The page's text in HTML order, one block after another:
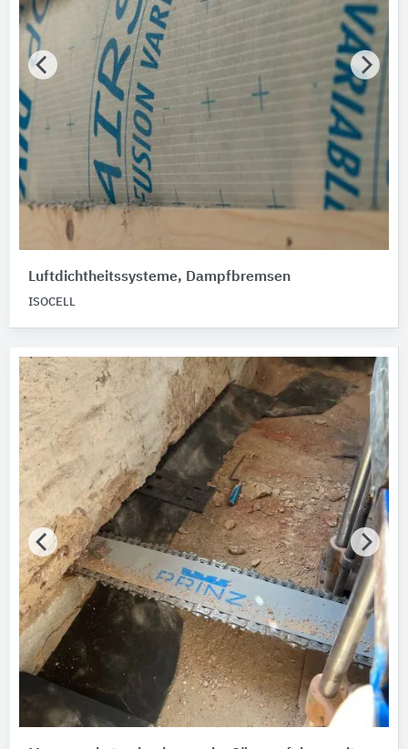
Luftdichtheitssysteme, Dampfbremsen
ISOCELL